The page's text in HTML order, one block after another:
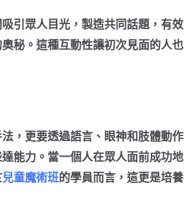
引眾人目光，製造共同話題，有效
秘。這種互動性讓初次見面的人也
，更要透過語言、眼神和肢體動作
能力。當一個人在眾人面前成功地
兒童魔術班的學員而言，這更是培養